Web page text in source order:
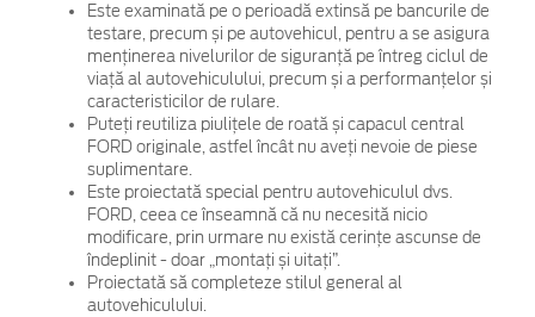
Este examinată pe o perioadă extinsă pe bancurile de
testare, precum și pe autovehicul, pentru a se asigura
menținerea nivelurilor de siguranță pe întreg ciclul de
viață al autovehiculului, precum și a performanțelor și
caracteristicilor de rulare.
Puteți reutiliza piulițele de roată și capacul central
FORD originale, astfel încât nu aveți nevoie de piese
suplimentare.
Este proiectată special pentru autovehiculul dvs.
FORD, ceea ce înseamnă că nu necesită nicio
modificare, prin urmare nu există cerințe ascunse de
îndeplinit - doar „montați și uitați”.
Proiectată să completeze stilul general al
autovehiculului.